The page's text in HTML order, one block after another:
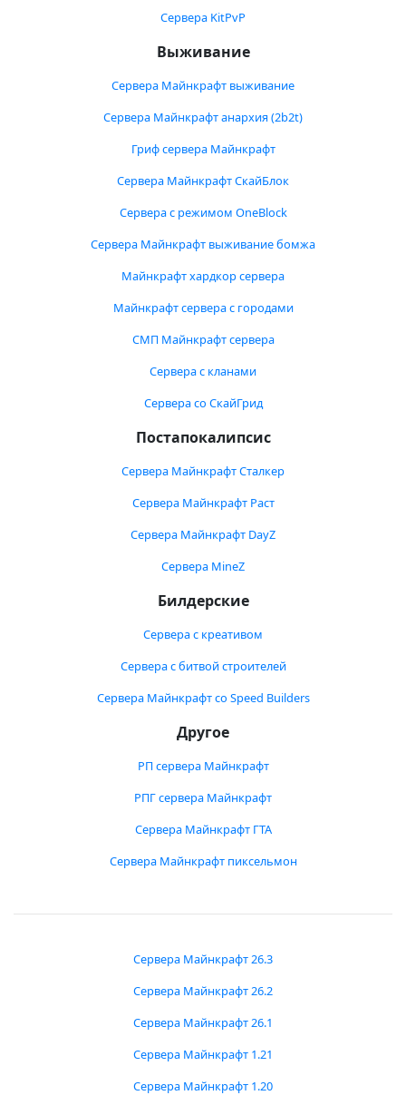
Сервера KitPvP
Выживание
Сервера Майнкрафт выживание
Сервера Майнкрафт анархия (2b2t)
Гриф сервера Майнкрафт
Сервера Майнкрафт СкайБлок
Сервера с режимом OneBlock
Сервера Майнкрафт выживание бомжа
Майнкрафт хардкор сервера
Майнкрафт сервера с городами
СМП Майнкрафт сервера
Сервера с кланами
Сервера со СкайГрид
Постапокалипсис
Сервера Майнкрафт Сталкер
Сервера Майнкрафт Раст
Сервера Майнкрафт DayZ
Сервера MineZ
Билдерские
Сервера с креативом
Сервера с битвой строителей
Сервера Майнкрафт со Speed Builders
Другое
РП сервера Майнкрафт
РПГ сервера Майнкрафт
Сервера Майнкрафт ГТА
Сервера Майнкрафт пиксельмон
Сервера Майнкрафт 26.3
Сервера Майнкрафт 26.2
Сервера Майнкрафт 26.1
Сервера Майнкрафт 1.21
Сервера Майнкрафт 1.20